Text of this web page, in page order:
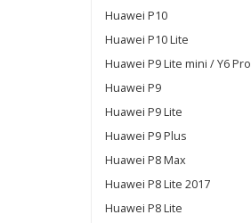
Huawei P10
Huawei P10 Lite
Huawei P9 Lite mini / Y6 Pro
Huawei P9
Huawei P9 Lite
Huawei P9 Plus
Huawei P8 Max
Huawei P8 Lite 2017
Huawei P8 Lite